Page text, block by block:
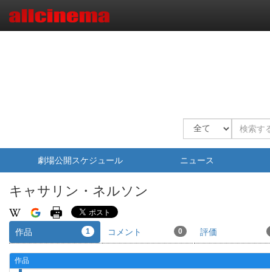
劇場公開スケジュール ニュース
キャサリン・ネルソン
作品 1 コメント 0 評価
作品